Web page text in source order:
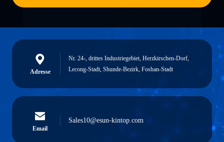
Adresse
Nr. 24-, drittes Industriegebiet, Herzkirschen-Dorf,
Lecong-Stadt, Shunde-Bezirk, Foshan-Stadt
Email
Sales10@esun-kintop.com